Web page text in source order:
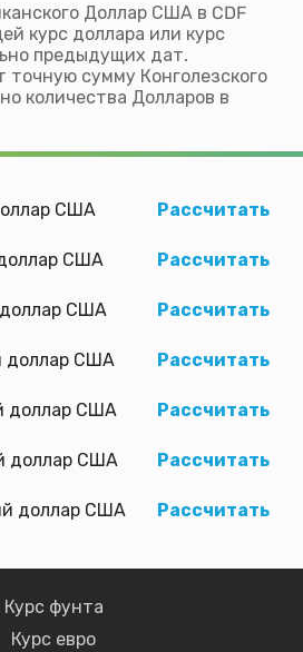
Доллар США в CDF
курс доллара или курс
предыдущих дат.
точную сумму Конголезского
количества Долларов в
США Рассчитать
США Рассчитать
США Рассчитать
доллар США Рассчитать
доллар США Рассчитать
доллар США Рассчитать
доллар США Рассчитать
Курс фунта
Курс евро